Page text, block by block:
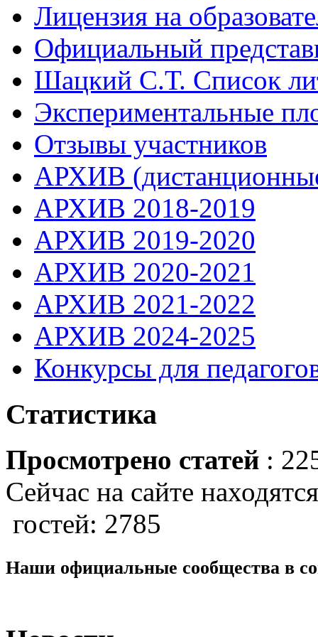
Лицензия на
Официальный
Шацкий С.Т. Список
Экспериментальные
Отзывы участников
АРХИВ
АРХИВ 2018-2019
АРХИВ 2019-2020
АРХИВ 2020-2021
АРХИВ 2021-2022
АРХИВ 2024-2025
Конкурсы для
Статистика
Просмотрено статей :
Сейчас на сайте
гостей: 2785
Наши официальные сообщества в